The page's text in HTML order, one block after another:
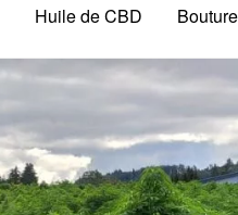
Huile de CBD